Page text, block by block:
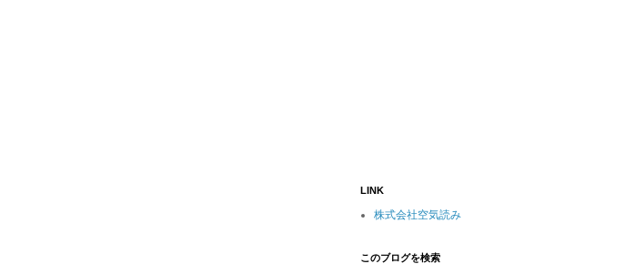
LINK
株式会社空気読み
このブログを検索